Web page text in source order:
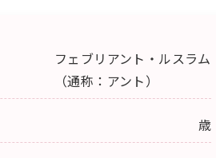
フェブリアント・ルスラム
（通称：アント）
歳